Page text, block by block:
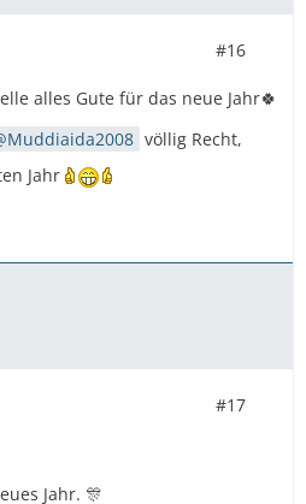
#16
alles Gute für das neue Jahr🍀
Muddiaida2008 völlig Recht,
Jahr
#17
Jahr. 🎊